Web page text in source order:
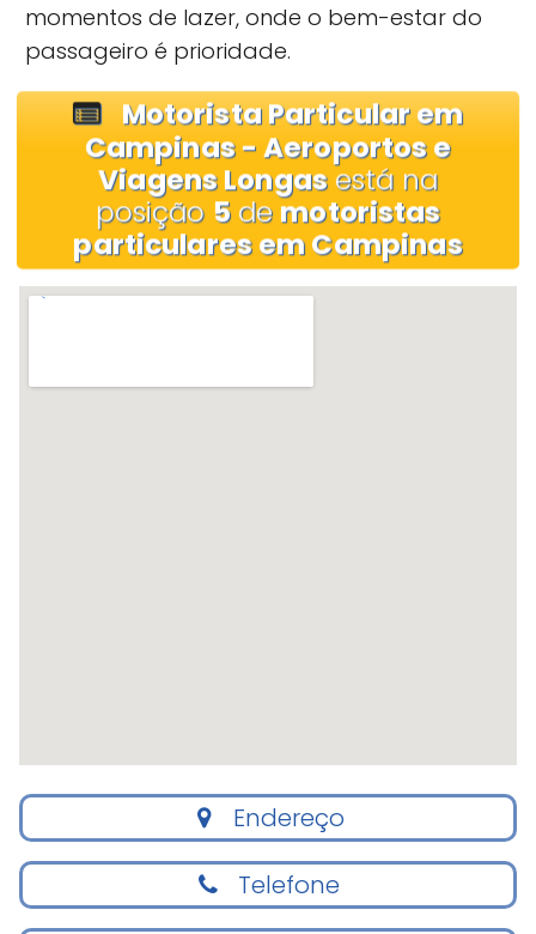
momentos de lazer, onde o bem-estar do
passageiro é prioridade.
Motorista Particular em
Campinas - Aeroportos e
Viagens Longasestá na
posição 5demotoristas
particulares em Campinas
Endereço
Telefone